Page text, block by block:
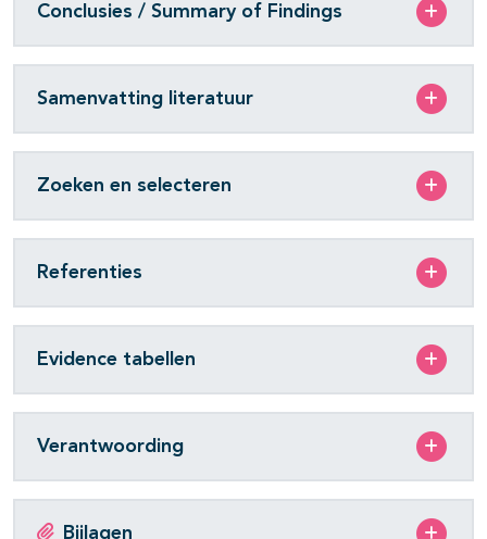
Conclusies / Summary of Findings
Samenvatting literatuur
Zoeken en selecteren
Referenties
Evidence tabellen
Verantwoording
Bijlagen